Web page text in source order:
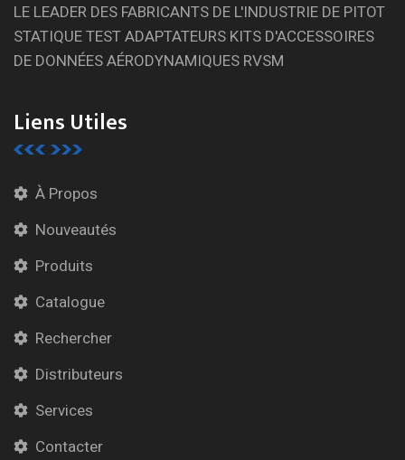
LE LEADER DES FABRICANTS DE L'INDUSTRIE DE PITOT
STATIQUE TEST ADAPTATEURS KITS D'ACCESSOIRES
DE DONNÉES AÉRODYNAMIQUES RVSM
Liens Utiles
À Propos
Nouveautés
Produits
Catalogue
Rechercher
Distributeurs
Services
Contacter